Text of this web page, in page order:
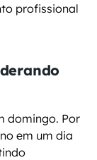
profissional
domingo. Por
em um dia